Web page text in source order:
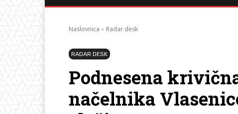
Naslovnica Radar desk
RADAR DESK
Podnesena
načelnika